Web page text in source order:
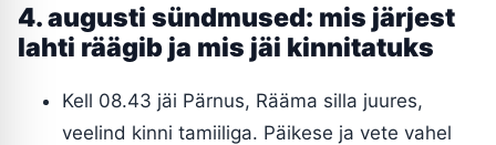
4. augusti sündmused: mis järjest
lahti räägib ja mis jäi kinnitatuks
Kell 08.43 jäi Pärnus, Rääma silla juures,
veelind kinni tamiiliga. Päikese ja vete vahel